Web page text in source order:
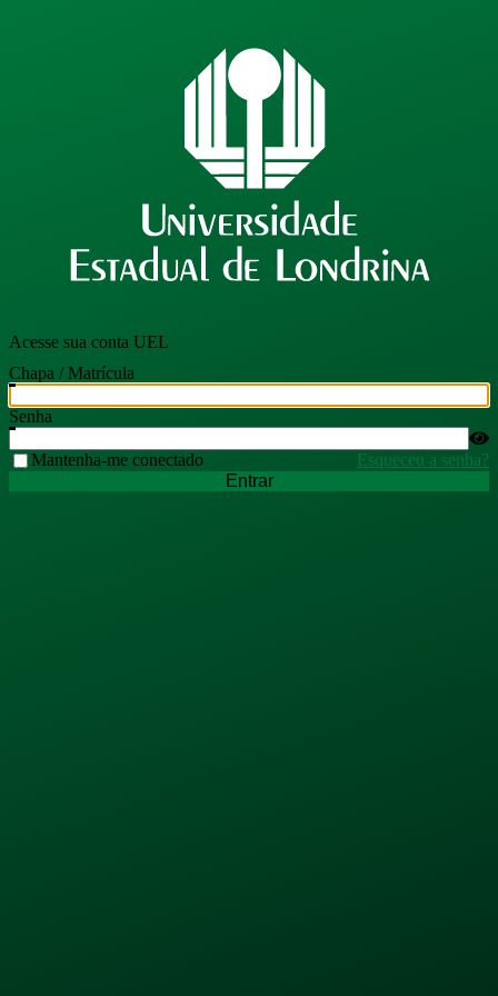
Acesse sua conta UEL
Chapa / Matrícula
Senha
Mantenha-me conectado
Esqueceu a senha?
Entrar